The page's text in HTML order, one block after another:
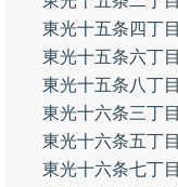
東光十五条四丁目
東光十五条六丁目
東光十五条八丁目
東光十六条三丁目
東光十六条五丁目
東光十六条七丁目